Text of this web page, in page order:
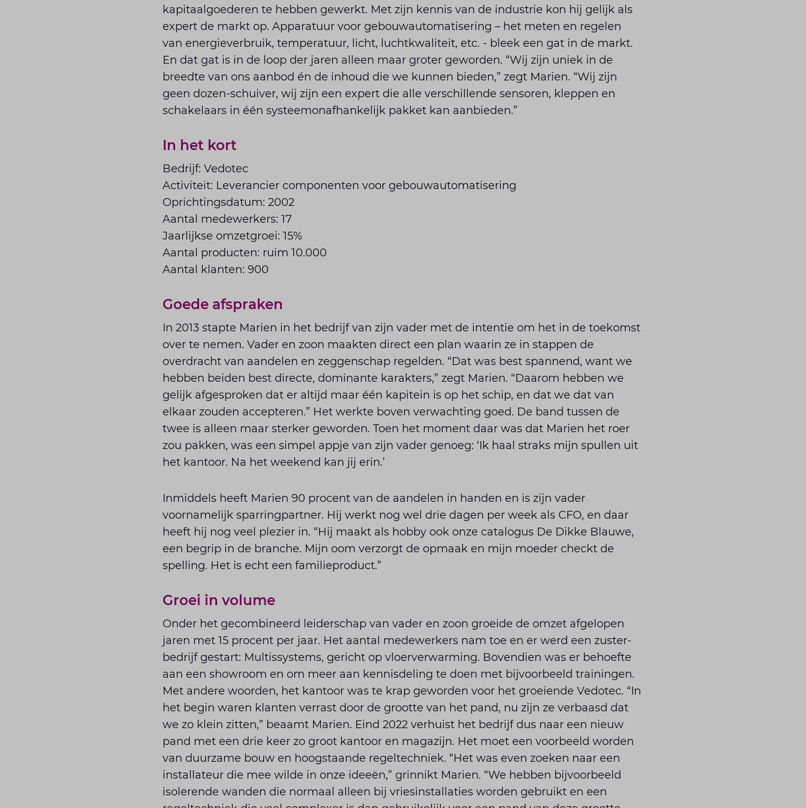
kapitaalgoederen te hebben gewerkt. Met zijn kennis van de industrie kon hij gelijk als
expert de markt op. Apparatuur voor gebouwautomatisering – het meten en regelen
van energieverbruik, temperatuur, licht, luchtkwaliteit, etc. - bleek een gat in de markt.
En dat gat is in de loop der jaren alleen maar groter geworden. “Wij zijn uniek in de
breedte van ons aanbod én de inhoud die we kunnen bieden,” zegt Marien. “Wij zijn
geen dozen-schuiver, wij zijn een expert die alle verschillende sensoren, kleppen en
schakelaars in één systeemonafhankelijk pakket kan aanbieden.”
In het kort
Bedrijf: Vedotec
Activiteit: Leverancier componenten voor gebouwautomatisering
Oprichtingsdatum: 2002
Aantal medewerkers: 17
Jaarlijkse omzetgroei: 15%
Aantal producten: ruim 10.000
Aantal klanten: 900
Goede afspraken
In 2013 stapte Marien in het bedrijf van zijn vader met de intentie om het in de toekomst
over te nemen. Vader en zoon maakten direct een plan waarin ze in stappen de
overdracht van aandelen en zeggenschap regelden. “Dat was best spannend, want we
hebben beiden best directe, dominante karakters,” zegt Marien. “Daarom hebben we
gelijk afgesproken dat er altijd maar één kapitein is op het schip, en dat we dat van
elkaar zouden accepteren.” Het werkte boven verwachting goed. De band tussen de
twee is alleen maar sterker geworden. Toen het moment daar was dat Marien het roer
zou pakken, was een simpel appje van zijn vader genoeg: ‘Ik haal straks mijn spullen uit
het kantoor. Na het weekend kan jij erin.’
Inmiddels heeft Marien 90 procent van de aandelen in handen en is zijn vader
voornamelijk sparringpartner. Hij werkt nog wel drie dagen per week als CFO, en daar
heeft hij nog veel plezier in. “Hij maakt als hobby ook onze catalogus De Dikke Blauwe,
een begrip in de branche. Mijn oom verzorgt de opmaak en mijn moeder checkt de
spelling. Het is echt een familieproduct.”
Groei in volume
Onder het gecombineerd leiderschap van vader en zoon groeide de omzet afgelopen
jaren met 15 procent per jaar. Het aantal medewerkers nam toe en er werd een zuster­
bedrijf gestart: Multissystems, gericht op vloer­verwarming. Bovendien was er behoefte
aan een showroom en om meer aan kennisdeling te doen met bijvoorbeeld trainingen.
Met andere woorden, het kantoor was te krap geworden voor het groeiende Vedotec. “In
het begin waren klanten verrast door de grootte van het pand, nu zijn ze verbaasd dat
we zo klein zitten,” beaamt Marien. Eind 2022 verhuist het bedrijf dus naar een nieuw
pand met een drie keer zo groot kantoor en magazijn. Het moet een voorbeeld worden
van duurzame bouw en hoogstaande regeltechniek. “Het was even zoeken naar een
installateur die mee wilde in onze ideeën,” grinnikt Marien. “We hebben bijvoorbeeld
isolerende wanden die normaal alleen bij vriesinstallaties worden gebruikt en een